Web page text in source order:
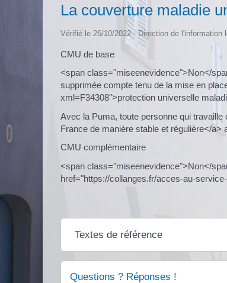
La couverture maladie
Vérifié le 26/10/2022 - Direction de
CMU de base
<span class="miseenevidence">Non</
supprimée compte tenu de la mise en
xml=F34308">protection universelle
Avec la Puma, toute personne qui
France de manière stable et régulière</
CMU complémentaire
<span class="miseenevidence">Non</
href="https://collanges.fr/acces-au-
Textes de référence
Questions ? Réponses !